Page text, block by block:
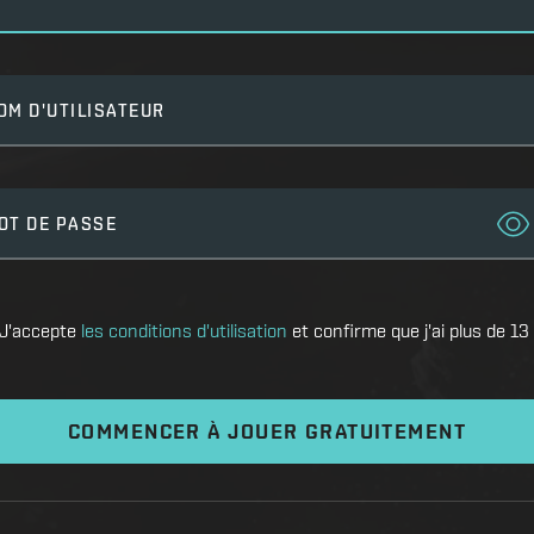
D'UTILISATEUR
DE PASSE
J'accepte les conditions d'utilisation et confirme que j'ai plus de 13
COMMENCER À JOUER GRATUITEMENT